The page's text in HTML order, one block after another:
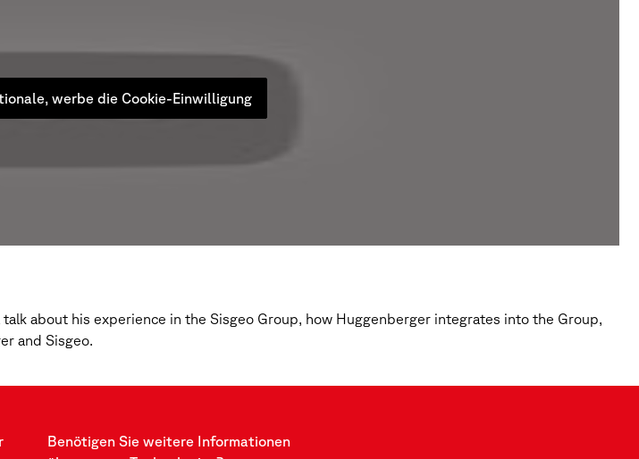
werbe die Cookie-Einwilligung
talk about his experience in the Sisgeo Group, how Huggenberger integrates into the Group,
and Sisgeo.
Benötigen Sie weitere Informationen